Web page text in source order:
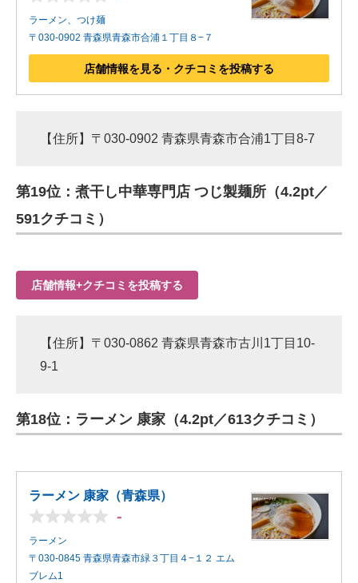
ラーメン、つけ麺
〒030-0902 青森県青森市合浦１丁目８−７
店舗情報を見る・クチコミを投稿する
【住所】〒030-0902 青森県青森市合浦1丁目8-7
第19位：煮干し中華専門店 つじ製麺所（4.2pt／
591クチコミ）
店舗情報+クチコミを投稿する
【住所】〒030-0862 青森県青森市古川1丁目10-
9-1
第18位：ラーメン 康家（4.2pt／613クチコミ）
ラーメン 康家（青森県）
-
ラーメン
〒030-0845 青森県青森市緑３丁目４−１２ エム
ブレム1